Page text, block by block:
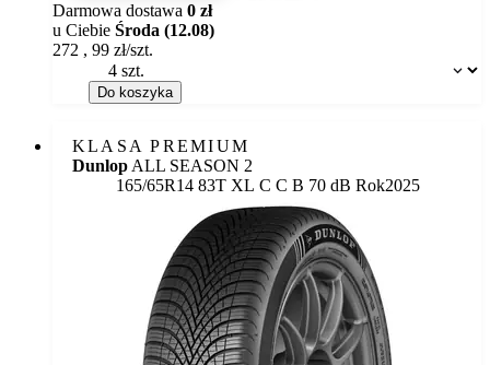
Dostępność:
Darmowa dostawa 0 zł
u Ciebie Środa (12.08)
272 , 99 zł/szt.
Do koszyka
KLASA PREMIUM
Dunlop ALL SEASON 2
165/65R14 83T XL Etykieta:
C C B 70 dB Rok2025